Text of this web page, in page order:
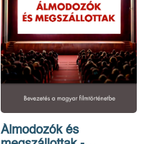
Álmodozók és